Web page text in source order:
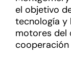
el objetivo
tecnología y
motores del